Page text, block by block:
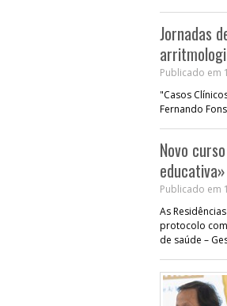
Jornadas
Publicado em
"Casos
Fernando
Novo
educativa»
Publicado em
As
protocolo
de saúde –